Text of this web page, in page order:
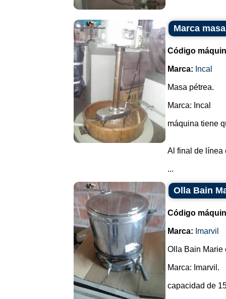
Marca
Código
Marca: Incal
Masa pétrea.
Marca: Incal
máquina tiene
Al final de línea
...
Olla Bain
Código
Marca: Imarvil
Olla Bain Marie
Marca: Imarvil.
capacidad de